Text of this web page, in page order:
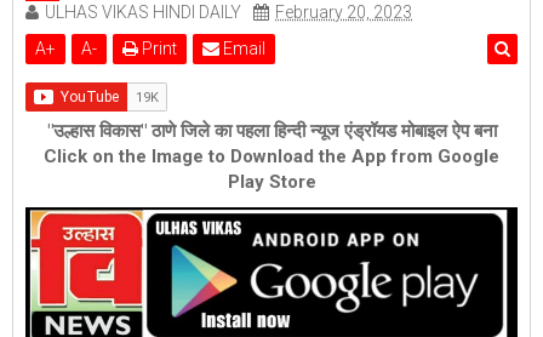
ULHAS VIKAS HINDI DAILY
February 20, 2023
A+ A- Print Email
"उल्हास विकास" ठाणे जिले का पहला हिन्दी न्यूज एंड्रॉयड मोबाइल ऐप बना
Click on the Image to Download the App from Google
Play Store